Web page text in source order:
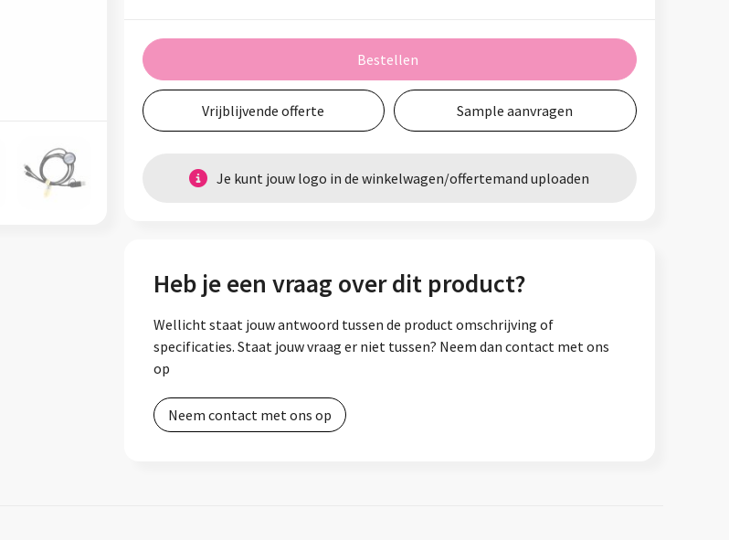
Bestellen
Vrijblijvende offerte Sample aanvragen
Je kunt jouw logo in de winkelwagen/offertemand uploaden
Heb je een vraag over dit product?
Wellicht staat jouw antwoord tussen de product omschrijving of
specificaties. Staat jouw vraag er niet tussen? Neem dan contact met ons
op
Neem contact met ons op